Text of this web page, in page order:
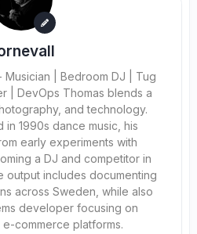
Musician | Bedroom DJ | Tug
| DevOps Thomas blends a
and technology.
in 1990s dance music, his
early experiments with
a DJ and competitor in
output includes documenting
across Sweden, while also
developer focusing on
commerce platforms.